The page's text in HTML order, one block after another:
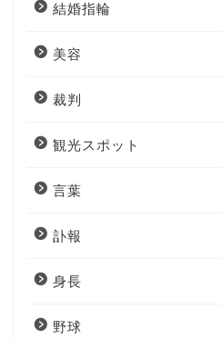
結婚指輪
美容
裁判
観光スポット
言葉
訃報
身長
野球